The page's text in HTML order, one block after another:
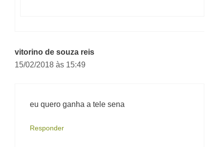
vitorino de souza reis
15/02/2018 às 15:49
eu quero ganha a tele sena
Responder